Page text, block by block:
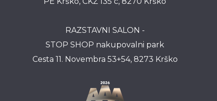
RAZSTAVNI SALON -
STOP SHOP nakupovalni park
Cesta 11. Novembra 53+54, 8273 Krško